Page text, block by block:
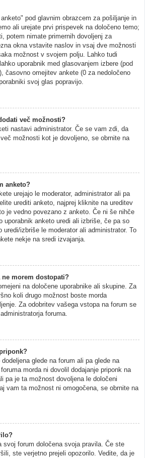
pod glavnim obrazcem za pošiljanje in
ali urejate prvi prispevek na določeno temo;
potem nimate primernih dovoljenj za
okna vstavite naslov in vsaj dve možnosti
možnost v svojem polju. Lahko tudi
uporabnik med glasovanjem izbere (pod
časovno omejitev ankete (0 za nedoločeno
svoj glas popravijo.
več možnosti?
nastavi administrator. Če se vam zdi, da
možnosti kot je dovoljeno, se obrnite na
anketo?
urejajo le moderator, administrator ali pa
urediti anketo, najprej kliknite na ureditev
je vedno povezano z anketo. Če ni še nihče
uporabnik anketo uredi ali izbriše, če pa so
izbriše le moderator ali administrator. To
nekje na sredi izvajanja.
ne morem dostopati?
na določene uporabnike ali skupine. Za
koli drugo možnost boste morda
Za odobritev vašega vstopa na forum se
foruma.
glede na forum ali pa glede na
morda ni dovolil dodajanje priponk na
pa je ta možnost dovoljena le določeni
vam ta možnost ni omogočena, se obrnite na
svoj forum določena svoja pravila. Če ste
ste verjetno prejeli opozorilo. Vedite, da je